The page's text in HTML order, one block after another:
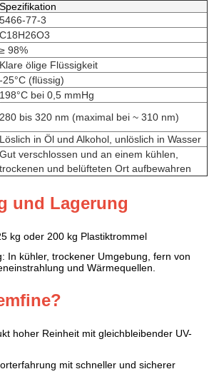
Spezifikation
5466-77-3
C18H26O3
≥ 98%
Klare ölige Flüssigkeit
-25°C (flüssig)
198°C bei 0,5 mmHg
280 bis 320 nm (maximal bei ~ 310 nm)
Löslich in Öl und Alkohol, unlöslich in Wasser
Gut verschlossen und an einem kühlen,
trockenen und belüfteten Ort aufbewahren
und Lagerung
kg oder 200 kg Plastiktrommel
In kühler, trockener Umgebung, fern von
und Wärmequellen.
hoher Reinheit mit gleichbleibender UV-
mit schneller und sicherer